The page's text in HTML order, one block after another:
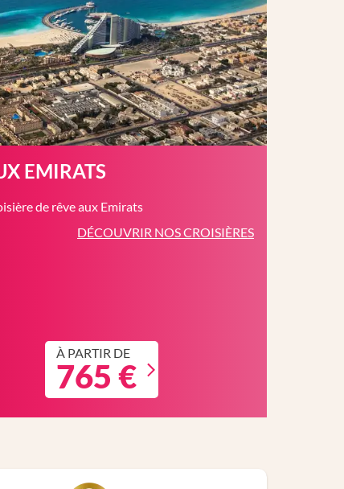
EMIRATS
de rêve aux Emirats
DÉCOUVRIR NOS CROISIÈRES
À PARTIR DE
765 €